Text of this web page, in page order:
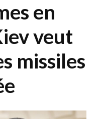
en
veut
missiles